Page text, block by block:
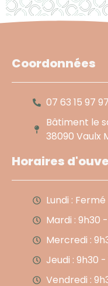
Coordonnées
07 63 15 97 97
Bâtiment le
38090 Vaulx
Horaires
Lundi : Fermé
Mardi : 9h30
Mercredi :
Jeudi : 9h30 -
Vendredi :